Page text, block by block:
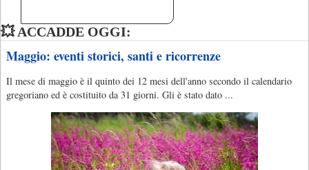
💥 ACCADDE OGGI:
Maggio: eventi storici, santi e ricorrenze
Il mese di maggio è il quinto dei 12 mesi dell'anno secondo il calendario
gregoriano ed è costituito da 31 giorni. Gli è stato dato ...